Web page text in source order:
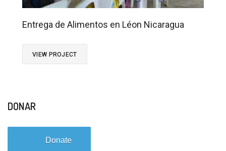
Entrega de Alimentos en Léon Nicaragua
VIEW PROJECT
DONAR
Donate